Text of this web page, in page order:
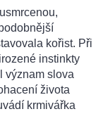
kořist. Při
instinkty
význam slova
života
krmivářka